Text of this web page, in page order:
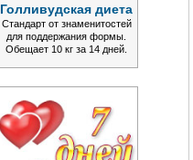
Голливудская диета
Стандарт от знаменитостей
для поддержания формы.
Обещает 10 кг за 14 дней.